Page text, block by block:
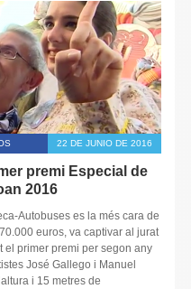
22 DE JUNIO DE 2016
premi Especial de
2016
Autobuses es la més cara de
euros, va captivar al jurat
el primer premi per segon any
José Gallego i Manuel
i 15 metres de